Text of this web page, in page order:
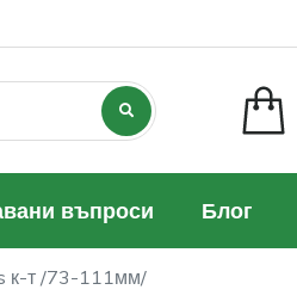
въпроси Блог
к-т /73-111мм/